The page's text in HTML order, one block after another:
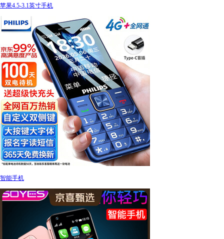
苹果4.5-3.1英寸手机
智能手机